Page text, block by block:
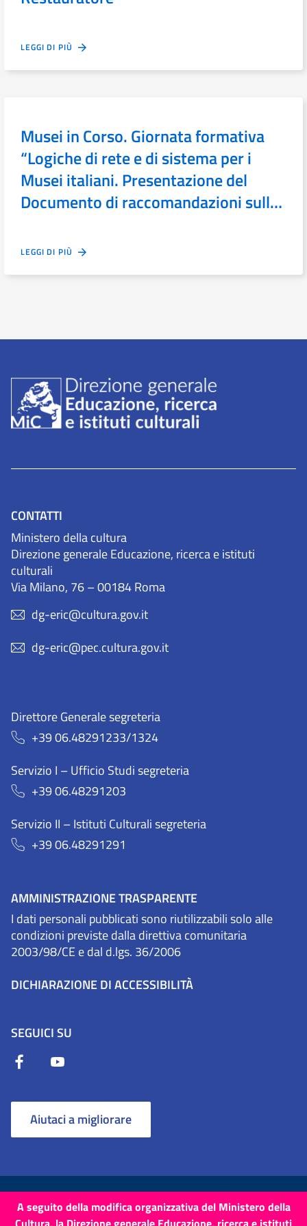
A seguito della modifica organizzativa del Ministero della
LEGGI DI PIÙ
Musei in Corso. Giornata formativa
“Logiche di rete e di sistema per i
Musei italiani. Presentazione del
Documento di raccomandazioni sulle
LEGGI DI PIÙ
CONTATTI
Ministero della cultura
Direzione generale Educazione, ricerca e istituti
culturali
Via Milano, 76 – 00184 Roma
dg-eric@cultura.gov.it
dg-eric@pec.cultura.gov.it
Direttore Generale segreteria
+39 06.48291233/1324
Servizio I – Ufficio Studi segreteria
+39 06.48291203
Servizio II – Istituti Culturali segreteria
+39 06.48291291
AMMINISTRAZIONE TRASPARENTE
I dati personali pubblicati sono riutilizzabili solo alle
condizioni previste dalla direttiva comunitaria
2003/98/CE e dal d.lgs. 36/2006
DICHIARAZIONE DI ACCESSIBILITÀ
SEGUICI SU
Aiutaci a migliorare
Termini e Condizioni Cookie Privacy Policy